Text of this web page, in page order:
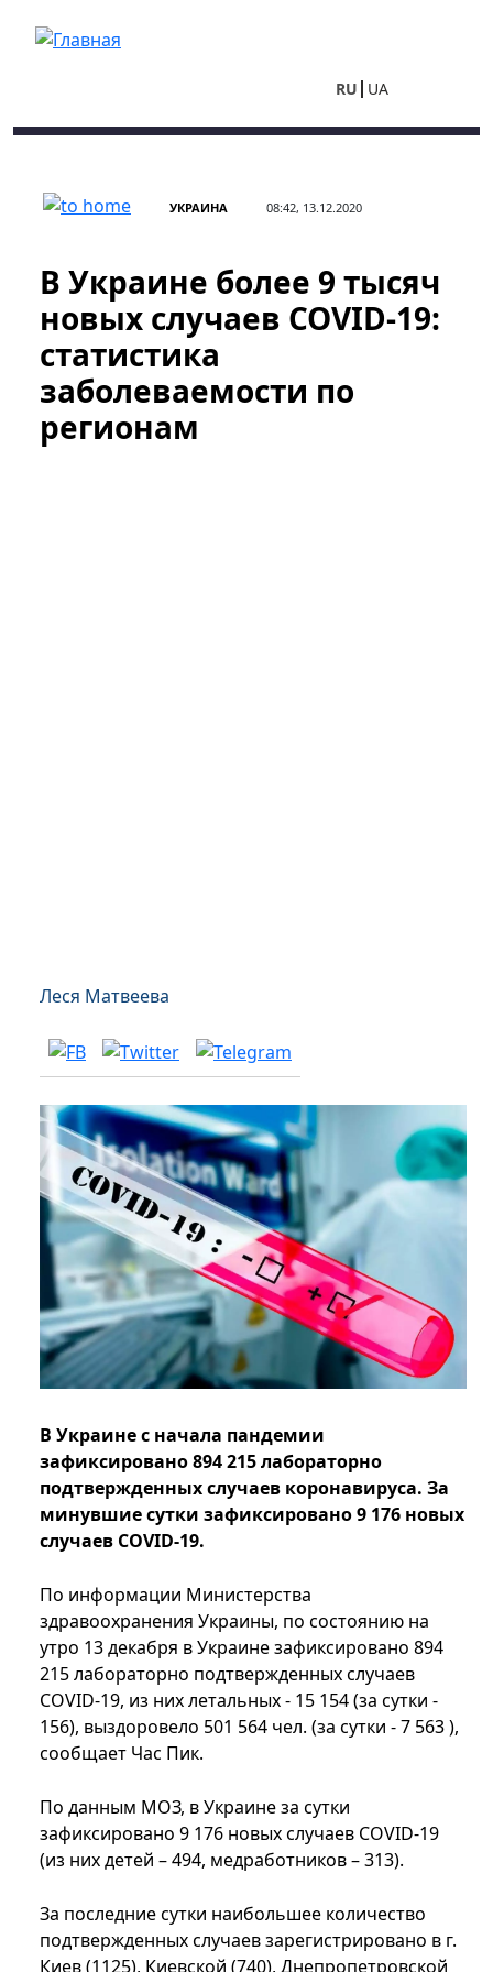
RU UA
УКРАИНА 08:42, 13.12.2020
В Украине более 9 тысяч
новых случаев COVID-19:
статистика
заболеваемости по
регионам
Леся Матвеева
В Украине с начала пандемии
зафиксировано 894 215 лабораторно
подтвержденных случаев коронавируса. За
минувшие сутки зафиксировано 9 176​​​​​​​ новых
случаев COVID-19.
По информации Министерства
здравоохранения Украины, по состоянию на
утро 13 декабря в Украине зафиксировано 894
215 лабораторно подтвержденных случаев
COVID-19, из них летальных - 15 154 (за сутки -
156), выздоровело 501 564 чел. (за сутки - 7 563 ),
сообщает Час Пик.
По данным МОЗ, в Украине за сутки
зафиксировано 9 176​​​​​​​ новых случаев COVID-19
(из них детей – 494, медработников – 313).
За последние сутки наибольшее количество
подтвержденных случаев зарегистрировано в г.
Киев (1125), Киевской (740), Днепропетровской